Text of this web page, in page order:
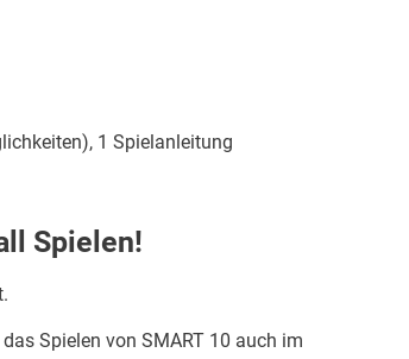
1 Spielanleitung
Spielen!
Spielen von SMART 10 auch im